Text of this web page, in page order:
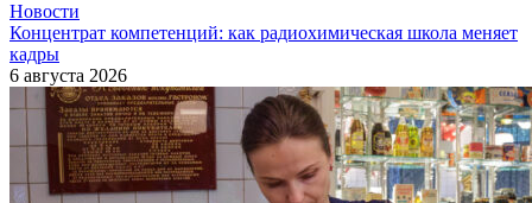
Новости
Концентрат компетенций: как радиохимическая школа меняет
кадры
6 августа 2026